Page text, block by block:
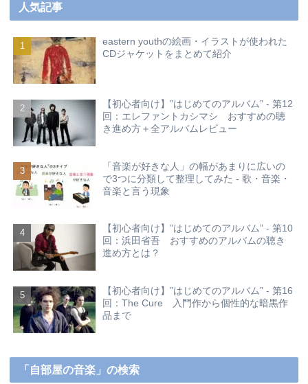
人気記事
eastern youthの絵画・イラストが使われた
CDジャケットをまとめて紹介
【初心者向け】”はじめてのアルバム” - 第12
回：エレファントカシマシ おすすめの聴
き進め方＋全アルバムレビュー
「音楽が好きな人」の幅があまりに広いの
で3つに分類して整理してみた - 歌・音楽・
音楽と言う現象
【初心者向け】”はじめてのアルバム” - 第10
回：浜田省吾 おすすめのアルバムの聴き
進め方とは？
【初心者向け】”はじめてのアルバム” - 第16
回：The Cure 入門作から個性的な暗黒作
品まで
「自部屋の音楽」の検索